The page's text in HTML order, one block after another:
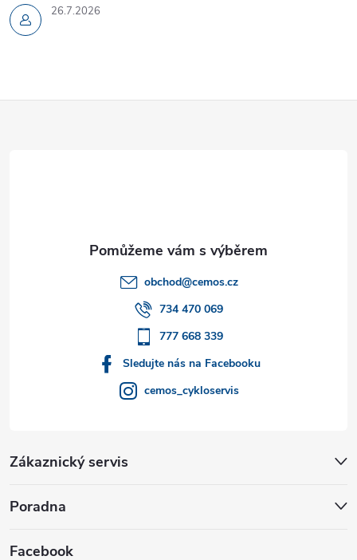
26.7.2026
obchod@cemos.cz
734 470 069
777 668 339
Sledujte nás na Facebooku
cemos_cykloservis
Zákaznický servis
Poradna
Facebook